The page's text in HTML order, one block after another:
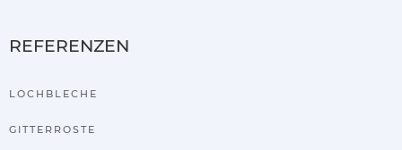
REFERENZEN
LOCHBLECHE
GITTERROSTE